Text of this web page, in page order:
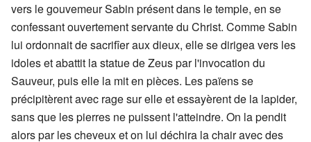
vers le gouvemeur Sabin présent dans le temple, en se
confessant ouvertement servante du Christ. Comme Sabin
lui ordonnait de sacrifîer aux dieux, elle se dirigea vers les
idoles et abattit la statue de Zeus par l'invocation du
Sauveur, puis elle la mit en pièces. Les païens se
précipitèrent avec rage sur elle et essayèrent de la lapider,
sans que les pierres ne puissent l'atteindre. On la pendit
alors par les cheveux et on lui déchira la chair avec des